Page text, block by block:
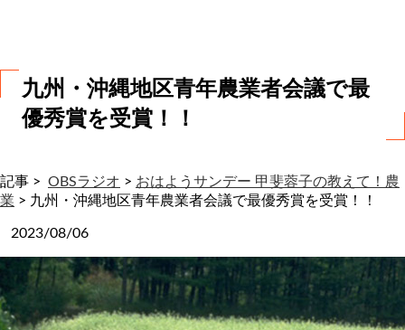
九州・沖縄地区青年農業者会議で最
優秀賞を受賞！！
記事 > OBSラジオ > おはようサンデー 甲斐蓉子の教えて！農
業 > 九州・沖縄地区青年農業者会議で最優秀賞を受賞！！
2023/08/06